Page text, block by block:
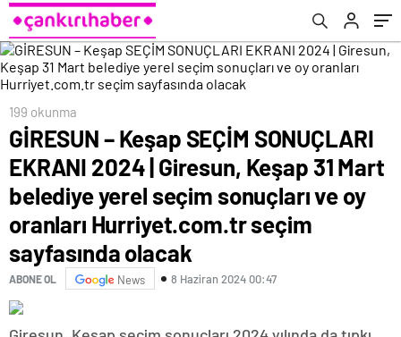
seçim sonuçları ve oy oranları
Hurriyet.com.tr seçim sayfasında olacak
199 okunma
GİRESUN – Keşap SEÇİM SONUÇLARI
EKRANI 2024 | Giresun, Keşap 31 Mart
belediye yerel seçim sonuçları ve oy
oranları Hurriyet.com.tr seçim
sayfasında olacak
ABONE OL News 8 Haziran 2024 00:47